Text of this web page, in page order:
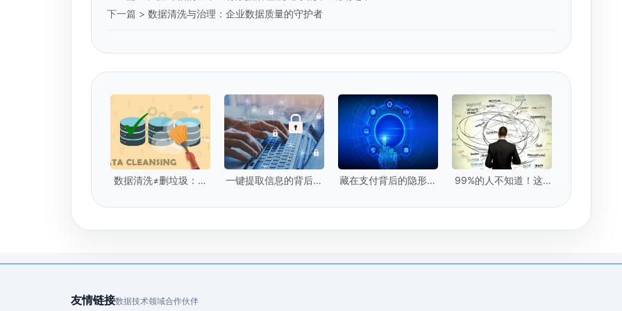
下一篇 > 数据清洗与治理：企业数据质量的守护者
数据清洗≠删垃圾：企
一键提取信息的背后，
藏在支付背后的隐形卫
99%的人不知道！这5
友情链接数据技术领域合作伙伴